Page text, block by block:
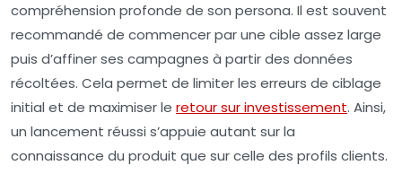
compréhension profonde de son persona. Il est souvent
recommandé de commencer par une cible assez large
puis d’affiner ses campagnes à partir des données
récoltées. Cela permet de limiter les erreurs de ciblage
initial et de maximiser le retour sur investissement. Ainsi,
un lancement réussi s’appuie autant sur la
connaissance du produit que sur celle des profils clients.